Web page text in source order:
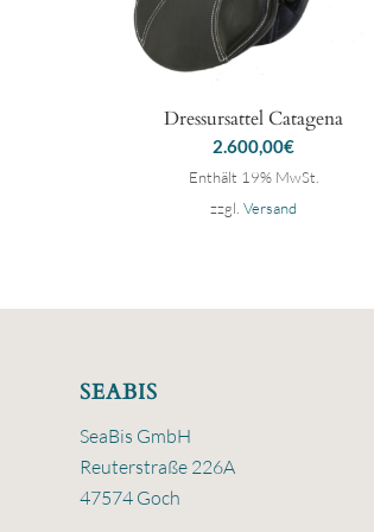
Dressursattel Catagena
2.600,00€
Enthält 19% MwSt.
zzgl.Versand
SEABIS
SeaBis GmbH
Reuterstraße 226A
47574 Goch